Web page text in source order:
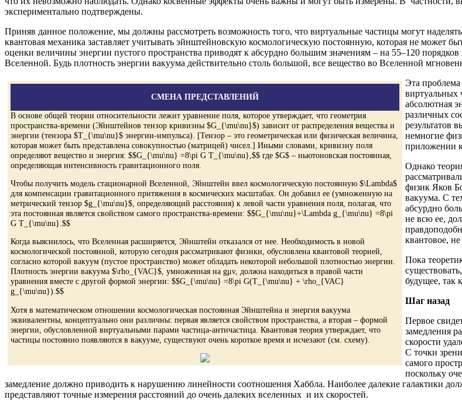
экспериментально подтверждены.
Приняв данное положение, мы должны рассмотреть возможность того, что виртуальные частицы могут
квантовая механика заставляет учитывать эйнштейновскую космологическую постоянную, которая не может
оценки величины энергии пустого пространства приводят к абсурдно большим значениям – на 55–120
Вселенной. Будь плотность энергии вакуума действительно столь большой, все вещество во Вселенной
СМЕНА ПРЕДСТАВЛЕНИЙ
В основе общей теории относительности лежит уравнение поля, которое утверждает, что геометрия
пространства-времени (Эйнштейнов тензор кривизны $G_{\mu\nu}$) зависит от распределения вещества и
энергии (тензора $T_{\mu\nu}$ энергии-импульса). [Тензор – это геометрическая или физическая величина,
которая может быть представлена совокупностью (матрицей) чисел.] Иными словами, кривизну поля
определяют вещество и энергия: $$G_{\mu\nu} =8\pi G T_{\mu\nu},$$ где $G$ – ньютоновская постоянная,
определяющая интенсивность гравитационного поля.
Чтобы получить модель стационарной Вселенной, Эйнштейн ввел космологическую постоянную $\Lambda$
для компенсации гравитационного притяжения в космических масштабах. Он добавил ее (умноженную на
метрический тензор $g_{\mu\nu}$, определяющий расстояния) к левой части уравнения поля, полагая, что
эта постоянная является свойством самого пространства-времени: $$G_{\mu\nu}+\Lambda g_{\mu\nu} =8\pi
G T_{\mu\nu}.$$
Когда выяснилось, что Вселенная расширяется, Эйнштейн отказался от нее. Необходимость в новой
космологической постоянной, которую сегодня рассматривают физики, обусловлена квантовой теорией,
согласно которой вакуум (пустое пространство) может обладать некоторой небольшой плотностью энергии.
Плотность энергии вакуума $\rho_{VAC}$, умноженная на gμν, должна находиться в правой части
уравнения вместе с другой формой энергии: $$G_{\mu\nu} =8\pi G(T_{\mu\nu} + \rho_{VAC}
g_{\mu\nu}).$$
Хотя в математическом отношении космологическая постоянная Эйнштейна и энергия вакуума
эквивалентны, концептуально они различны: первая является свойством пространства, а вторая – формой
энергии, обусловленной виртуальными парами частица-античастица. Квантовая теория утверждает, что
частицы постоянно появляются в вакууме, существуют очень короткое время и исчезают (см. схему).
Эта проблема
виртуальных
абсолютная
различных
результатов
немногие
приложении
Однако
физик Яков
вакуума. С
абсурдно
не всю ее,
квантовое,
Пока
будущее, так
Шаг назад
Первое
замедления
скорости
С точки
самого
поскольку
замедление должно приводить к нарушению линейности соотношения Хаббла. Наиболее далекие галактики
представляют точные измерения расстояний до очень далеких вселенных и их скоростей.